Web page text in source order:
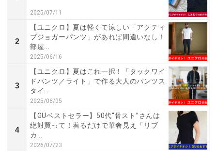
2025/07/11
2
【ユニクロ】夏は軽くて涼しい「アクティ
ブジョガーパンツ」があれば間違いなし！
部屋...
2025/06/16
3
【ユニクロ】夏はこれ一択！「タックワイ
ドパンツ／ライト」で作る大人のパンツス
タイ...
2025/06/05
4
【GUベストセラー】50代“骨スト”さんは
絶対買って！着るだけで華奢見え「リブ
カ...
2026/07/23